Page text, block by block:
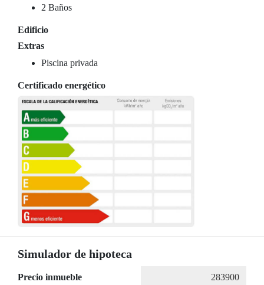
2 Baños
Edificio
Extras
Piscina privada
Certificado energético
Simulador de hipoteca
Precio inmueble